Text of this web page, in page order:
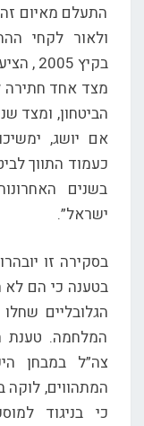
התעלם מאיום
ולאור לקחי
בקיץ 2005 , הציע מתווה במתכונת פעולה בשלבים:
מצד אחד חתירה
הביטחון, ומצד
אם יושג,
כעמוד התווך
בשנים
ישראל”.
בסקירה זו
בטענה כי הם לא
הגלובליים
המלחמה. טענת
צה”ל במבחן
המתהווים, לוקה
כי בניגוד